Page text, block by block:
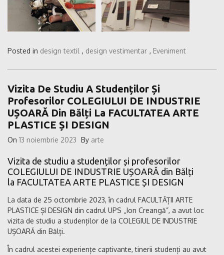
Posted in design textil , design vestimentar , Eveniment
Vizita De Studiu A Studenților Și
Profesorilor COLEGIULUI DE INDUSTRIE
UȘOARĂ Din Bălți La FACULTATEA ARTE
PLASTICE ȘI DESIGN
On 13 noiembrie 2023 By arte
Vizita de studiu a studenților și profesorilor
COLEGIULUI DE INDUSTRIE UȘOARĂ din Bălți
la FACULTATEA ARTE PLASTICE ȘI DESIGN
La data de 25 octombrie 2023, în cadrul FACULTĂȚII ARTE
PLASTICE ȘI DESIGN din cadrul UPS „Ion Creangă”, a avut loc
vizita de studiu a studenților de la COLEGIUL DE INDUSTRIE
UȘOARĂ din Bălți.
În cadrul acestei experiențe captivante, tinerii studenți au avut